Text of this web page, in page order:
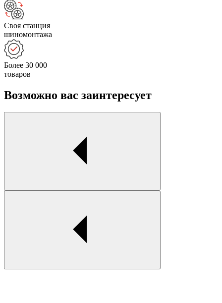
Своя станция
шиномонтажа
Более 30 000
товаров
Возможно вас заинтересует